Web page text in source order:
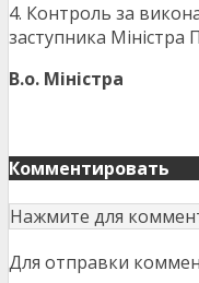
4. Контроль за
заступника Міністра
В.о. Міністра
Комментировать
Нажмите для
Для отправки